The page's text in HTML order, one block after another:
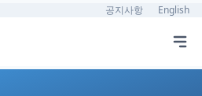
공지사항 English